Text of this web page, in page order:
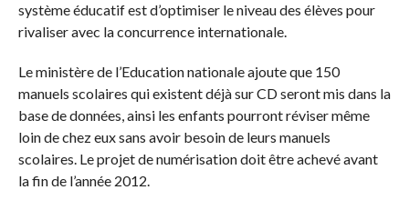
système éducatif est d’optimiser le niveau des élèves pour
rivaliser avec la concurrence internationale.
Le ministère de l’Education nationale ajoute que 150
manuels scolaires qui existent déjà sur CD seront mis dans la
base de données, ainsi les enfants pourront réviser même
loin de chez eux sans avoir besoin de leurs manuels
scolaires. Le projet de numérisation doit être achevé avant
la fin de l’année 2012.